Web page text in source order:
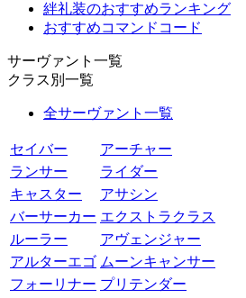
絆礼装のおすすめランキング
おすすめコマンドコード
サーヴァント一覧
クラス別一覧
全サーヴァント一覧
セイバー
アーチャー
ランサー
ライダー
キャスター
アサシン
バーサーカー エクストラクラス
ルーラー
アヴェンジャー
アルターエゴ ムーンキャンサー
フォーリナー プリテンダー